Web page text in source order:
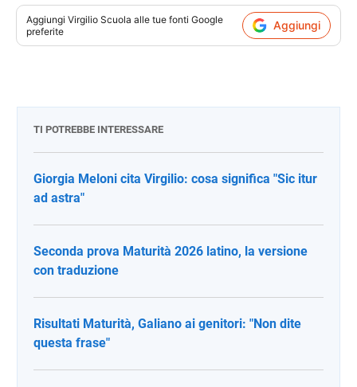
Aggiungi Virgilio Scuola alle tue fonti Google
preferite
Aggiungi
TI POTREBBE INTERESSARE
Giorgia Meloni cita Virgilio: cosa significa "Sic itur
ad astra"
Seconda prova Maturità 2026 latino, la versione
con traduzione
Risultati Maturità, Galiano ai genitori: "Non dite
questa frase"